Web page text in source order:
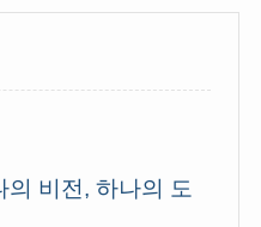
의 비전, 하나의 도